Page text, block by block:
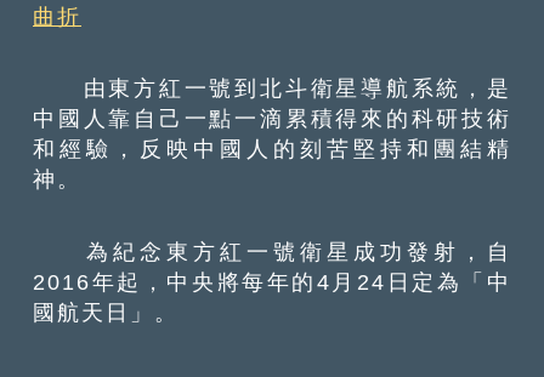
曲折
由東方紅一號到北斗衛星導航系統，是
中國人靠自己一點一滴累積得來的科研技術
和經驗，反映中國人的刻苦堅持和團結精
神。
為紀念東方紅一號衛星成功發射，自
2016年起，中央將每年的4月24日定為「中
國航天日」。